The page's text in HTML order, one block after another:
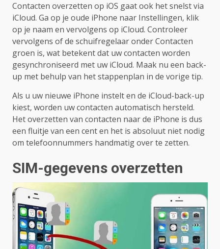
Contacten overzetten op iOS gaat ook het snelst via
iCloud. Ga op je oude iPhone naar Instellingen, klik
op je naam en vervolgens op iCloud. Controleer
vervolgens of de schuifregelaar onder Contacten
groen is, wat betekent dat uw contacten worden
gesynchroniseerd met uw iCloud. Maak nu een back-
up met behulp van het stappenplan in de vorige tip.
Als u uw nieuwe iPhone instelt en de iCloud-back-up
kiest, worden uw contacten automatisch hersteld.
Het overzetten van contacten naar de iPhone is dus
een fluitje van een cent en het is absoluut niet nodig
om telefoonnummers handmatig over te zetten.
SIM-gegevens overzetten